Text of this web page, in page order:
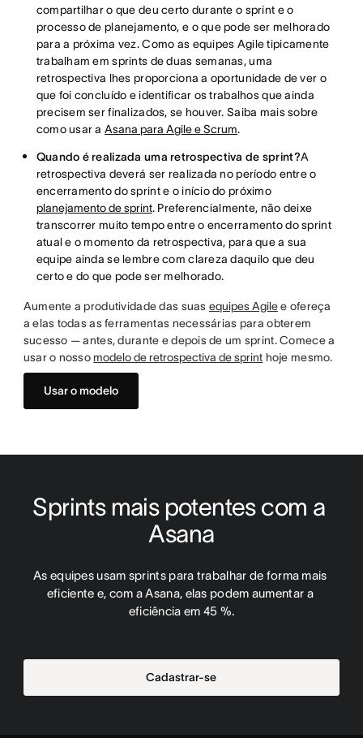
compartilhar o que deu certo durante o sprint e o
processo de planejamento, e o que pode ser melhorado
para a próxima vez. Como as equipes Agile tipicamente
trabalham em sprints de duas semanas, uma
retrospectiva lhes proporciona a oportunidade de ver o
que foi concluído e identificar os trabalhos que ainda
precisem ser finalizados, se houver. Saiba mais sobre
como usar aAsana para Agile e Scrum.
Quando é realizada uma retrospectiva de sprint?A
retrospectiva deverá ser realizada no período entre o
encerramento do sprint e o início do próximo
planejamento de sprint. Preferencialmente, não deixe
transcorrer muito tempo entre o encerramento do sprint
atual e o momento da retrospectiva, para que a sua
equipe ainda se lembre com clareza daquilo que deu
certo e do que pode ser melhorado.
Aumente a produtividade das suas equipes Agilee ofereça
a elas todas as ferramentas necessárias para obterem
sucesso — antes, durante e depois de um sprint. Comece a
usar o nosso modelo de retrospectiva de sprint hoje mesmo.
Usar o modelo
Sprints mais potentes com a
Asana
As equipes usam sprints para trabalhar de forma mais
eficiente e, com a Asana, elas podem aumentar a
eficiência em 45 %.
Cadastrar-se